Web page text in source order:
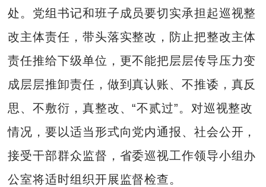
处。党组书记和班子成员要切实承担起巡视整
改主体责任，带头落实整改，防止把整改主体
责任推给下级单位，更不能把层层传导压力变
成层层推卸责任，做到真认账、不推诿，真反
思、不敷衍，真整改、“不贰过”。对巡视整改
情况，要以适当形式向党内通报、社会公开，
接受干部群众监督，省委巡视工作领导小组办
公室将适时组织开展监督检查。